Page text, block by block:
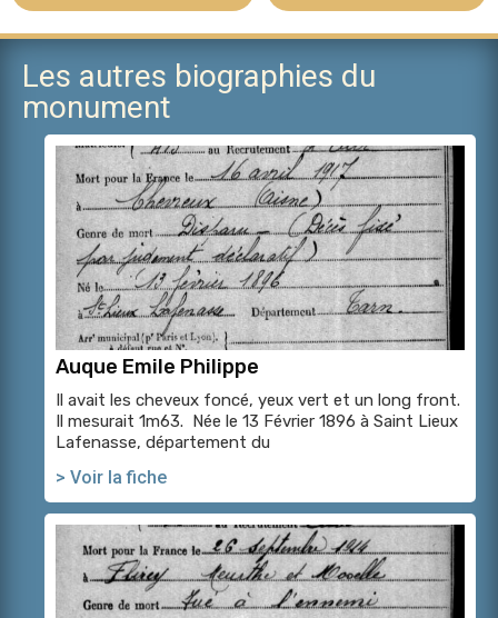
Les autres biographies du
monument
Auque Emile Philippe
Il avait les cheveux foncé, yeux vert et un long front.
Il mesurait 1m63. Née le 13 Février 1896 à Saint Lieux
Lafenasse, département du
> Voir la fiche